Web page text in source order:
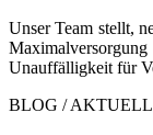
Unser Team stellt,
Unauffälligkeit für
BLOG / AKTUELL